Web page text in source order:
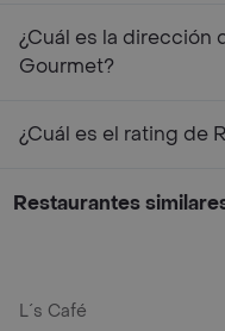
¿Cuál es la dirección
Gourmet?
¿Cuál es el rating de
Restaurantes
L´s Café